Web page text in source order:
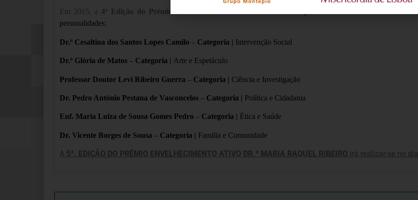
Em 2015, a 4ª Edição do Prémio Envelhecimento Ativo Dr.ª Maria Raquel Ribeiro
personalidades:
Dr.ª Cesaltina dos Santos Lopes Camilo – Categoria | Intervenção Social
Dr.ª Glória de Matos – Categoria | Arte e Espetáculo
Professor Doutor Levi Ribeiro Guerra – Categoria | Ciência e Investigação
Dr. Pedro António Pestana de Vasconcelos – Categoria | Política e Cidadania
Enf. Maria Luiza de Sousa Gomes Pedro – Categoria | Ética e Saúde
Dr. Vicente Borges de Sousa – Categoria | Família e Comunidade
A 5ª. EDIÇÃO DO PRÉMIO ENVELHECIMENTO ATIVO DR.ª MARIA RAQUEL RIBEIRO irá realizar-se no dia